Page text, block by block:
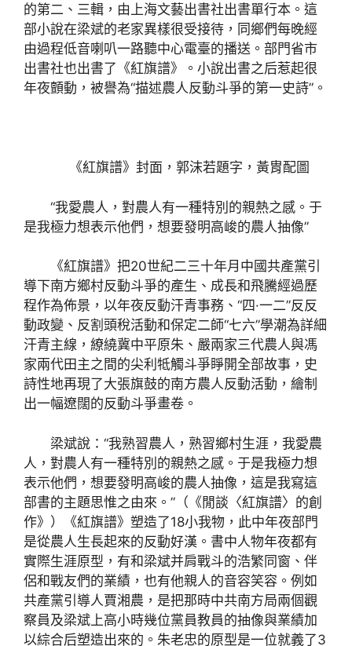
的第二、三輯，由上海文藝出書社出書單行本。這
部小說在梁斌的老家異樣很受接待，同鄉們每晚經
由過程低音喇叭一路聽中心電臺的播送。部門省市
出書社也出書了《紅旗譜》。小說出書之后惹起很
年夜顫動，被譽為“描述農人反動斗爭的第一史詩”。
《紅旗譜》封面，郭沫若題字，黃胄配圖
“我愛農人，對農人有一種特別的親熱之感。于
是我極力想表示他們，想要發明高峻的農人抽像”
《紅旗譜》把20世紀二三十年月中國共產黨引
導下南方鄉村反動斗爭的產生、成長和飛騰經過歷
程作為佈景，以年夜反動汗青事務、“四·一二”反反
動政變、反割頭稅活動和保定二師“七六”學潮為詳細
汗青主線，繚繞冀中平原朱、嚴兩家三代農人與馮
家兩代田主之間的尖利牴觸斗爭睜開全部故事，史
詩性地再現了大張旗鼓的南方農人反動活動，繪制
出一幅遼闊的反動斗爭畫卷。
梁斌說：“我熟習農人，熟習鄉村生涯，我愛農
人，對農人有一種特別的親熱之感。于是我極力想
表示他們，想要發明高峻的農人抽像，這是我寫這
部書的主題思惟之由來。”（《閒談〈紅旗譜〉的創
作》）《紅旗譜》塑造了18小我物，此中年夜部門
是從農人生長起來的反動好漢。書中人物年夜都有
實際生涯原型，有和梁斌并肩戰斗的浩繁同窗、伴
侶和戰友們的業績，也有他親人的音容笑容。例如
共產黨引導人賈湘農，是把那時中共南方局兩個觀
察員及梁斌上高小時幾位黨員教員的抽像與業績加
以綜合后塑造出來的。朱老忠的原型是一位就義了3